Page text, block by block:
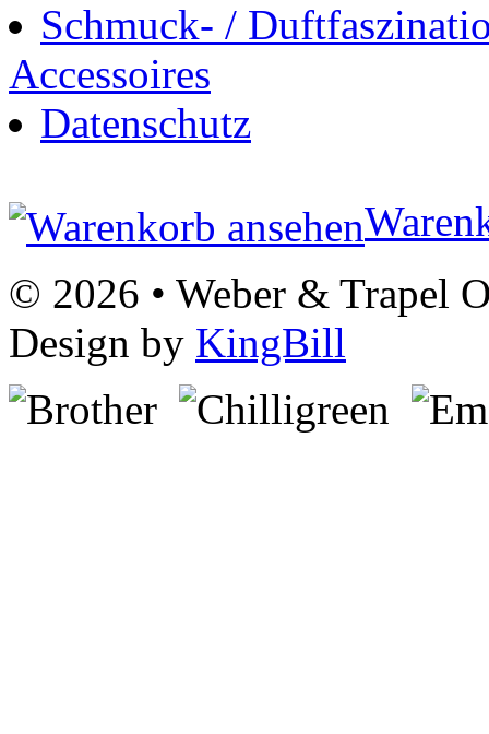
Schmuck- /
Accessoires
Datenschutz
© 2026 • Weber & Trapel
Design by KingBill